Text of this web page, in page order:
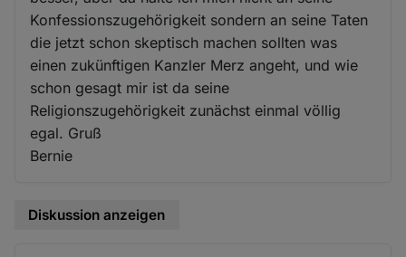
Konfessionszugehörigkeit sondern an seine Taten
die jetzt schon skeptisch machen sollten was
einen zukünftigen Kanzler Merz angeht, und wie
schon gesagt mir ist da seine
Religionszugehörigkeit zunächst einmal völlig
egal. Gruß
Bernie
Diskussion anzeigen